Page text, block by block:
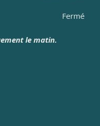
Fermé
le matin.